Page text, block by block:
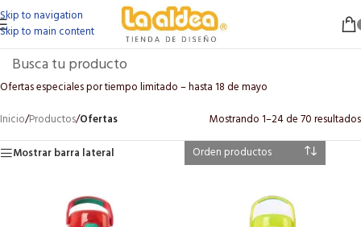
Skip to navigation
Skip to main content
Ofertas especiales por tiempo limitado – hasta 18 de mayo
Inicio/Productos/Ofertas
Mostrando 1–24 de 70 resultados
Mostrar barra lateral